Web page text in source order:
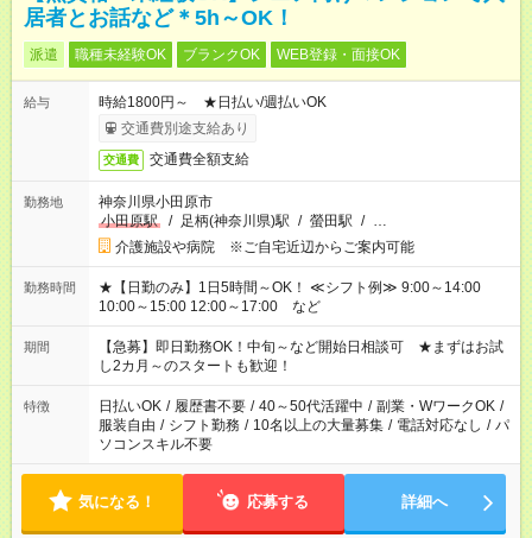
居者とお話など＊5h～OK！
派遣 職種未経験OK ブランクOK WEB登録・面接OK
給与
時給1800円～ ★日払い/週払いOK
交通費別途支給あり
交通費 交通費全額支給
勤務地
神奈川県小田原市
小田原駅
/ 足柄(神奈川県)駅 / 螢田駅 / …
介護施設や病院 ※ご自宅近辺からご案内可能
勤務時間
★【日勤のみ】1日5時間～OK！ ≪シフト例≫ 9:00～14:00
10:00～15:00 12:00～17:00 など
期間
【急募】即日勤務OK！中旬～など開始日相談可 ★まずはお試
し2カ月～のスタートも歓迎！
特徴 日払いOK / 履歴書不要 / 40～50代活躍中 / 副業・WワークOK /
服装自由 / シフト勤務 / 10名以上の大量募集 / 電話対応なし / パ
ソコンスキル不要
気になる！ 応募する 詳細へ